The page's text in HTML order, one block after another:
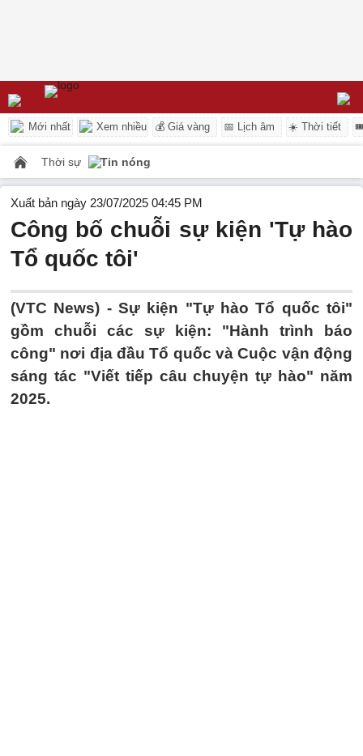
Mới nhất Xem nhiều 💰 Giá vàng 📅 Lịch âm ☀️ Thời tiết
Thời sự Tin nóng
Xuất bản ngày 23/07/2025 04:45 PM
Công bố chuỗi sự kiện 'Tự hào
Tổ quốc tôi'
(VTC News) - Sự kiện "Tự hào Tổ quốc tôi"
gồm chuỗi các sự kiện: "Hành trình báo
công" nơi địa đầu Tổ quốc và Cuộc vận động
sáng tác "Viết tiếp câu chuyện tự hào" năm
2025.